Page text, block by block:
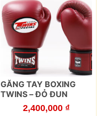
trên
trang
sản
phẩm
GĂNG TAY BOXING
TWINS – ĐỎ ĐUN
2,400,000 ₫
Sản
phẩm
có